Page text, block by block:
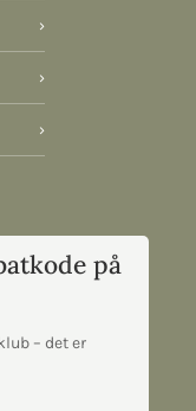
›
›
›
på
– det er